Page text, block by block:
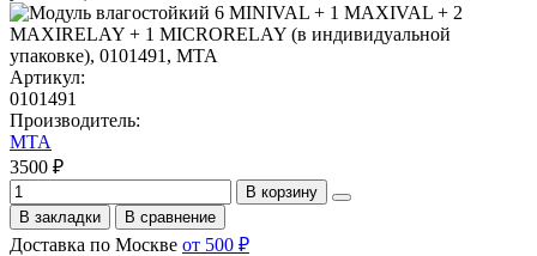
Артикул:
0101491
Производитель:
MTA
3500 ₽
В корзину
В закладки
В сравнение
Доставка по Москве от 500 ₽